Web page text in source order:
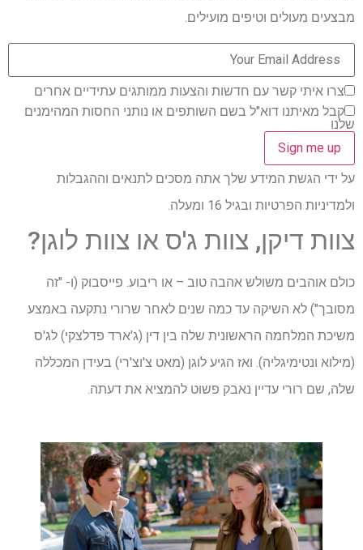
מבצעים מעולים וטיפים מועילים.
צרו איתי קשר עם חדשות והצעות ממותגים עתידיים אחרים
קבל מאיתנו דוא"ל בשם השותפים או נותני החסות המהימנים
שלנו
על ידי הגשת המידע שלך אתה מסכים לתנאים וההגבלות
ולמדיניות הפרטיות ובגיל 16 ומעלה.
צוות דיקן, צוות ג'ס או צוות לוגן?
כולם אוהבים משולש אהבה טוב – או ריבוע. פייסבוק (ו- "זה
מסובך") לא השיקה עד כמה שנים לאחר שרורי נתקעה באמצע
משיכת המלחמה הראשונית שלה בין דין (ג'ארד פדלצקי) לג'ס
(מילוא ונטימיגליה). ואז הגיע לוגן (מאט צ'וצ'רי) בעידן המכללה
שלה, שם רורי עדיין נאבק פשוט להמציא את דעתה.